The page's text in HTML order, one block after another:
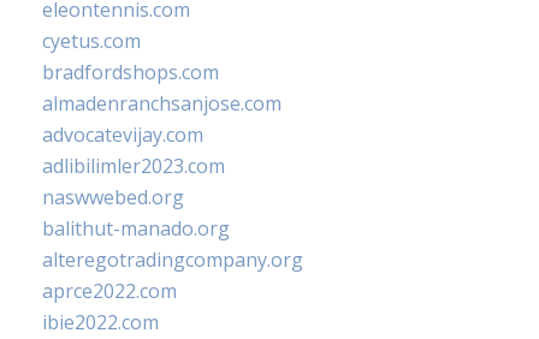
eleontennis.com
cyetus.com
bradfordshops.com
almadenranchsanjose.com
advocatevijay.com
adlibilimler2023.com
naswwebed.org
balithut-manado.org
alteregotradingcompany.org
aprce2022.com
ibie2022.com